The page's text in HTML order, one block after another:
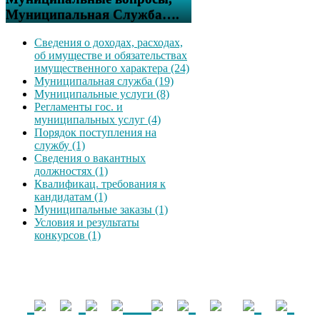
Муниципальная Служба….
Сведения о доходах, расходах,
об имуществе и обязательствах
имущественного характера (24)
Муниципальная служба (19)
Муниципальные услуги (8)
Регламенты гос. и
муниципальных услуг (4)
Порядок поступления на
службу (1)
Сведения о вакантных
должностях (1)
Квалификац. требования к
кандидатам (1)
Муниципальные заказы (1)
Условия и результаты
конкурсов (1)